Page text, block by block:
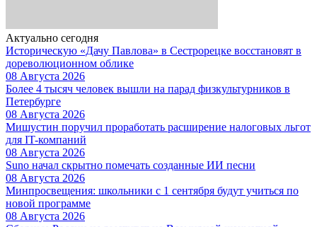
Актуально сегодня
Историческую «Дачу Павлова» в Сестрорецке восстановят в
дореволюционном облике
08 Августа 2026
Более 4 тысяч человек вышли на парад физкультурников в
Петербурге
08 Августа 2026
Мишустин поручил проработать расширение налоговых льгот
для IT-компаний
08 Августа 2026
Suno начал скрытно помечать созданные ИИ песни
08 Августа 2026
Минпросвещения: школьники с 1 сентября будут учиться по
новой программе
08 Августа 2026